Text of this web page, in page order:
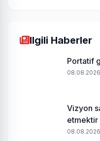
Ilgili Haberler
Portatif
08.08.2026
Vizyon
etmektir
08.08.2026